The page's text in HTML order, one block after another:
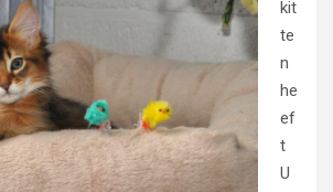
kit
te
n
he
ef
t
U